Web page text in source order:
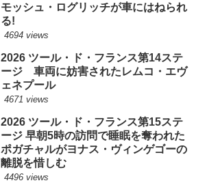
モッシュ・ログリッチが車にはねられ
る!
4694 views
2026 ツール・ド・フランス第14ステ
ージ 車両に妨害されたレムコ・エヴ
ェネプール
4671 views
2026 ツール・ド・フランス第15ステ
ージ 早朝5時の訪問で睡眠を奪われた
ポガチャルがヨナス・ヴィンゲゴーの
離脱を惜しむ
4496 views